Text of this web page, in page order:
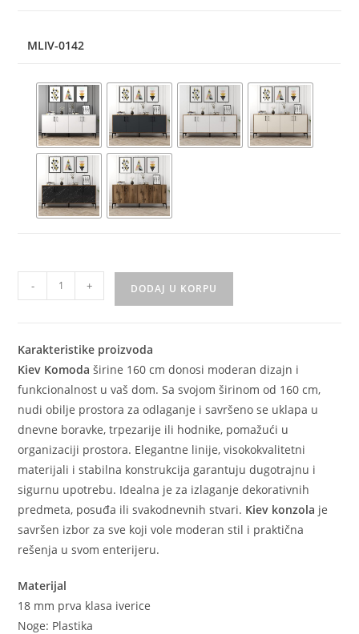
MLIV-0142
- + DODAJ U KORPU
Karakteristike proizvoda
Kiev Komodaširine 160 cm donosi moderan dizajn i
funkcionalnost u vaš dom. Sa svojom širinom od 160 cm,
nudi obilje prostora za odlaganje i savršeno se uklapa u
dnevne boravke, trpezarije ili hodnike, pomažući u
organizaciji prostora. Elegantne linije, visokokvalitetni
materijali i stabilna konstrukcija garantuju dugotrajnu i
sigurnu upotrebu. Idealna je za izlaganje dekorativnih
predmeta, posuđa ili svakodnevnih stvari. Kiev konzola je
savršen izbor za sve koji vole moderan stil i praktična
rešenja u svom enterijeru.
Materijal
18 mm prva klasa iverice
Noge: Plastika